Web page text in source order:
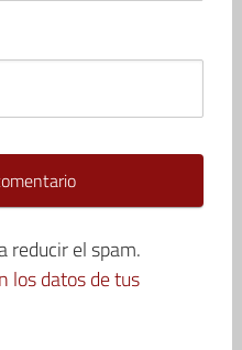
reducir el spam.
los datos de tus